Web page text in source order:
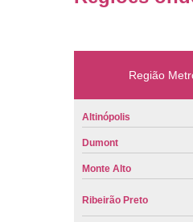
Região
Altinópolis
Dumont
Monte Alto
Ribeirão Preto